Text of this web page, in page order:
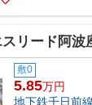
スリード阿波
敷0
5.85万円
地下鉄千日前線